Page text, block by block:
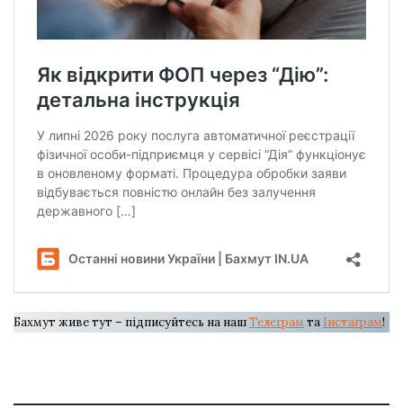
Бахмут живе тут – підписуйтесь на нашТелеграм та Інстаграм!